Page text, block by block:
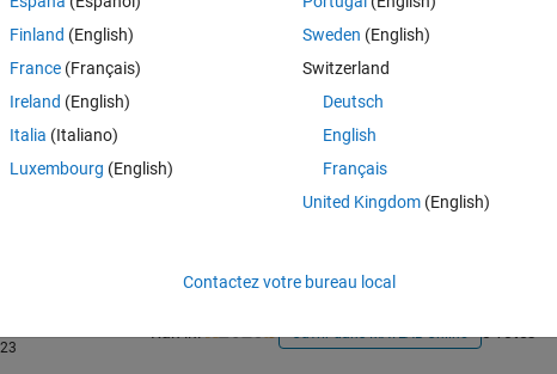
Connectez-vous pour répondre à cette
PartagerConnectez-vous pour suivre
Ouvrir dans MATLAB Online
Finland (English)
France (Français)
Ireland (English)
Italia (Italiano)
Luxembourg (English)
Sweden (English)
Switzerland
Deutsch
English
Français
United Kingdom(English)
Contactez votre bureau local